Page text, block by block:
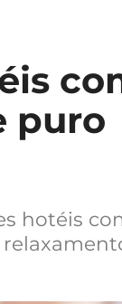
puro
hotéis